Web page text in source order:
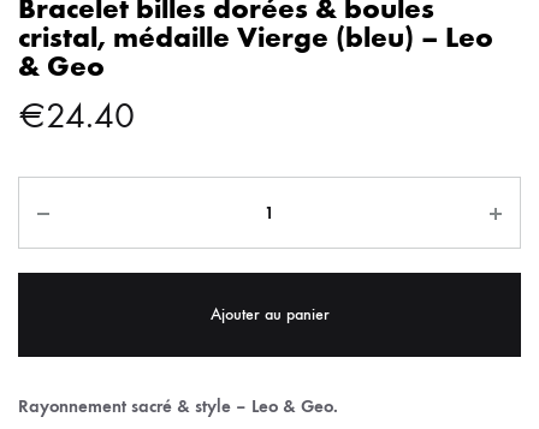
Bracelet billes dorées & boules
cristal, médaille Vierge (bleu) – Leo
& Geo
€24.40
Ajouter au panier
Rayonnement sacré & style – Leo & Geo.